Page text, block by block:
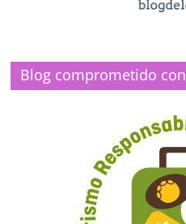
Blog comprometido con